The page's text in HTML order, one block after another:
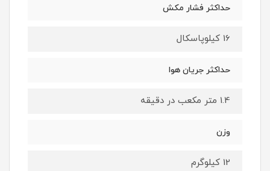
حداکثر فشار مکش
16 کیلوپاسکال
حداکثر جریان هوا
1.4 متر مکعب در دقیقه
وزن
12 کیلوگرم